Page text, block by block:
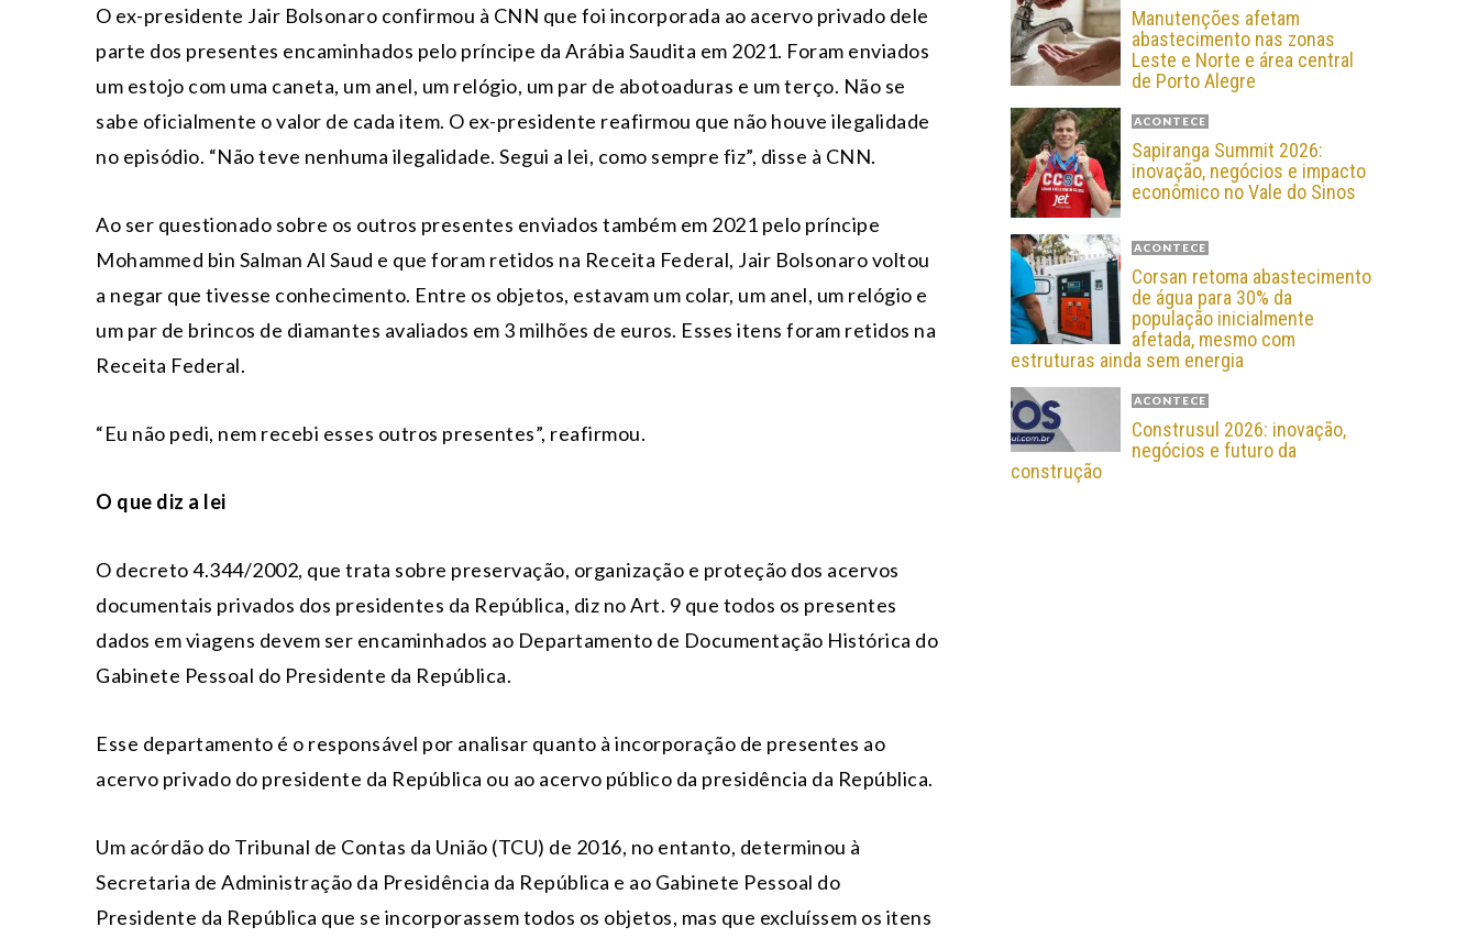
O ex-presidente Jair Bolsonaro confirmou à CNN que foi incorporada ao acervo privado dele
parte dos presentes encaminhados pelo príncipe da Arábia Saudita em 2021. Foram enviados
um estojo com uma caneta, um anel, um relógio, um par de abotoaduras e um terço. Não se
sabe oficialmente o valor de cada item. O ex-presidente reafirmou que não houve ilegalidade
no episódio. “Não teve nenhuma ilegalidade. Segui a lei, como sempre fiz”, disse à CNN.
Ao ser questionado sobre os outros presentes enviados também em 2021 pelo príncipe
Mohammed bin Salman Al Saud e que foram retidos na Receita Federal, Jair Bolsonaro voltou
a negar que tivesse conhecimento. Entre os objetos, estavam um colar, um anel, um relógio e
um par de brincos de diamantes avaliados em 3 milhões de euros. Esses itens foram retidos na
Receita Federal.
“Eu não pedi, nem recebi esses outros presentes”, reafirmou.
O que diz a lei
O decreto 4.344/2002, que trata sobre preservação, organização e proteção dos acervos
documentais privados dos presidentes da República, diz no Art. 9 que todos os presentes
dados em viagens devem ser encaminhados ao Departamento de Documentação Histórica do
Gabinete Pessoal do Presidente da República.
Esse departamento é o responsável por analisar quanto à incorporação de presentes ao
acervo privado do presidente da República ou ao acervo público da presidência da República.
Um acórdão do Tribunal de Contas da União (TCU) de 2016, no entanto, determinou à
Secretaria de Administração da Presidência da República e ao Gabinete Pessoal do
Presidente da República que se incorporassem todos os objetos, mas que excluíssem os itens
Manutenções afetam
abastecimento nas zonas
Leste e Norte e área central
de Porto Alegre
ACONTECE
Sapiranga Summit 2026:
inovação, negócios e impacto
econômico no Vale do Sinos
ACONTECE
Corsan retoma abastecimento
de água para 30% da
população inicialmente
afetada, mesmo com
estruturas ainda sem energia
ACONTECE
Construsul 2026: inovação,
negócios e futuro da
construção